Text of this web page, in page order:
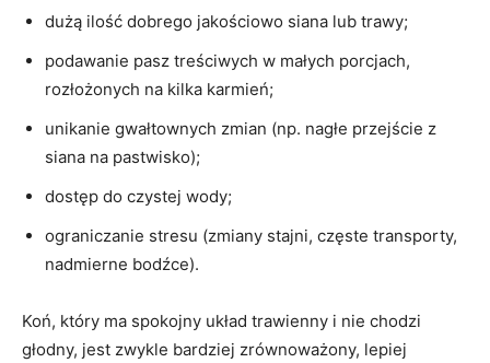
dużą ilość dobrego jakościowo siana lub trawy;
podawanie pasz treściwych w małych porcjach,
rozłożonych na kilka karmień;
unikanie gwałtownych zmian (np. nagłe przejście z
siana na pastwisko);
dostęp do czystej wody;
ograniczanie stresu (zmiany stajni, częste transporty,
nadmierne bodźce).
Koń, który ma spokojny układ trawienny i nie chodzi
głodny, jest zwykle bardziej zrównoważony, lepiej